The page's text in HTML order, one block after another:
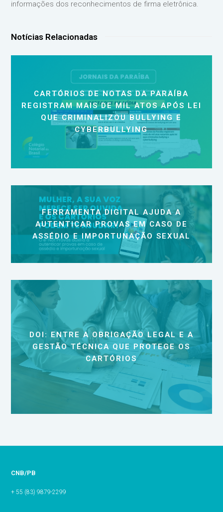
informações dos reconhecimentos de firma eletrônica.
Notícias Relacionadas
CARTÓRIOS DE NOTAS DA PARAÍBA
REGISTRAM MAIS DE MIL ATOS APÓS LEI
QUE CRIMINALIZOU BULLYING E
CYBERBULLYING
FERRAMENTA DIGITAL AJUDA A
AUTENTICAR PROVAS EM CASO DE
ASSÉDIO E IMPORTUNAÇÃO SEXUAL
DOI: ENTRE A OBRIGAÇÃO LEGAL E A
GESTÃO TÉCNICA QUE PROTEGE OS
CARTÓRIOS
CNB/PB
+ 55 (83) 9879-2299